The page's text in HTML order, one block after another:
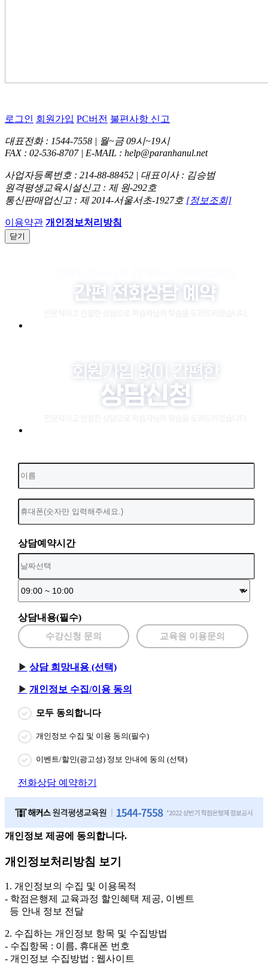
로그인 회원가입 PC버전 불편사항 신고
대표전화 : 1544-7558 | 월~금 09시~19시
FAX : 02-536-8707 | E-MAIL : help@paranhanul.net
사업자등록번호 : 214-88-88452 | 대표이사 : 김승범
원격평생교육시설신고 : 제 원-292호
통신판매업신고 : 제 2014-서울서초-1927호 [정보조회]
이용약관 개인정보처리방침
닫기
상담예약시간
상담내용(필수)
수강신청 문의 교육원 이용문의
상담 희망내용 (선택)
개인정보 수집/이용 동의
모두 동의합니다
개인정보 수집 및 이용 동의(필수)
이벤트/할인(광고성) 정보 안내에 동의 (선택)
전화상담 예약하기
개인정보 제공에 동의합니다.
개인정보처리방침 보기
1. 개인정보의 수집 및 이용목적
- 학점은행제 교육과정 할인혜택 제공, 이벤트
등 안내 정보 전달
2. 수집하는 개인정보 항목 및 수집방법
- 수집항목 : 이름, 휴대폰 번호
- 개인정보 수집방법 : 웹사이트